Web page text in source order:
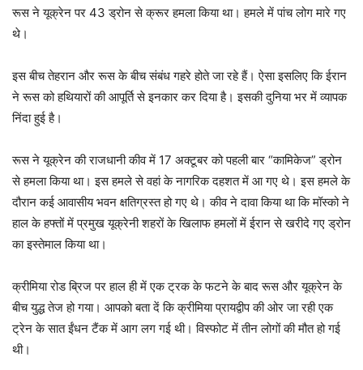
रूस ने यूक्रेन पर 43 ड्रोन से क्रूर हमला किया था। हमले में पांच लोग मारे गए
थे।
इस बीच तेहरान और रूस के बीच संबंध गहरे होते जा रहे हैं। ऐसा इसलिए कि ईरान
ने रूस को हथियारों की आपूर्ति से इनकार कर दिया है। इसकी दुनिया भर में व्यापक
निंदा हुई है।
रूस ने यूक्रेन की राजधानी कीव में 17 अक्टूबर को पहली बार “कामिकेज” ड्रोन
से हमला किया था। इस हमले से वहां के नागरिक दहशत में आ गए थे। इस हमले के
दौरान कई आवासीय भवन क्षतिग्रस्त हो गए थे। कीव ने दावा किया था कि मॉस्को ने
हाल के हफ्तों में प्रमुख यूक्रेनी शहरों के खिलाफ हमलों में ईरान से खरीदे गए ड्रोन
का इस्तेमाल किया था।
क्रीमिया रोड ब्रिज पर हाल ही में एक ट्रक के फटने के बाद रूस और यूक्रेन के
बीच युद्ध तेज हो गया। आपको बता दें कि क्रीमिया प्रायद्वीप की ओर जा रही एक
ट्रेन के सात ईंधन टैंक में आग लग गई थी। विस्फोट में तीन लोगों की मौत हो गई
थी।